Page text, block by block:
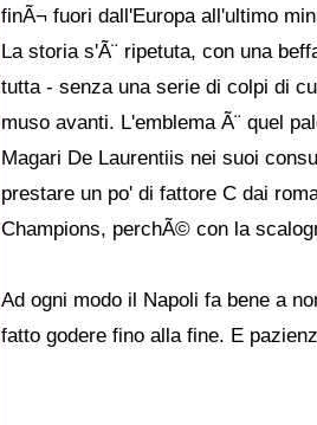
finÃ¬ fuori dall'Europa all'ultimo
La storia s'Ã¨ ripetuta, con una
tutta - senza una serie di colpi di
muso avanti. L'emblema Ã¨ quel
Magari De Laurentiis nei suoi
prestare un po' di fattore C dai
Champions, perchÃ© con la
Ad ogni modo il Napoli fa bene a
fatto godere fino alla fine. E